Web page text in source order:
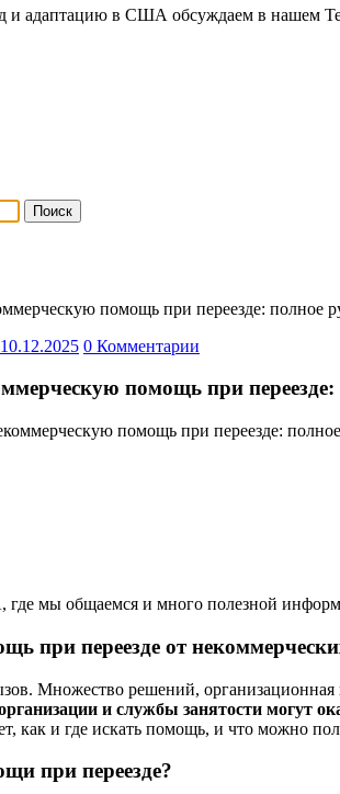
и адаптацию в США обсуждаем в нашем
помощь при переезде: полное
10.12.2025 0 Комментарии
помощь при переезде:
мы общаемся и много полезной
при переезде от
Множество решений,
и службы занятости могут
как и где искать помощь, и что можно
при переезде?